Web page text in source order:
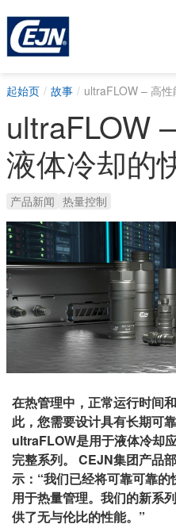
起始页 故事 ultraFLOW – 高
ultraFLOW
液体冷却的
产品新闻 热量控制
在热管理中，正常运行时间
此，您需要设计具有长期可
ultraFLOW是用于液体冷却
完整系列。 CEJN集团产品
示：“我们已经将可靠可靠
用于热量管理。我们的新系
供了无与伦比的性能。”